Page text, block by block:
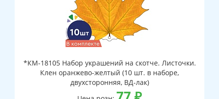
*КМ-18105 Набор украшений на скотче. Листочки.
Клен оранжево-желтый (10 шт. в наборе,
двухсторонняя, ВД-лак)